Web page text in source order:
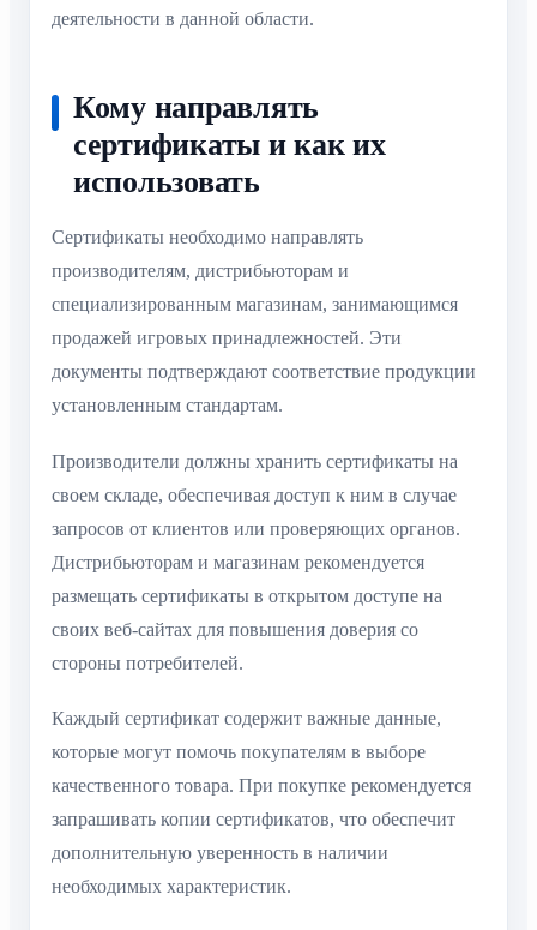
деятельности в данной области.
Кому направлять
сертификаты и как их
использовать
Сертификаты необходимо направлять
производителям, дистрибьюторам и
специализированным магазинам, занимающимся
продажей игровых принадлежностей. Эти
документы подтверждают соответствие продукции
установленным стандартам.
Производители должны хранить сертификаты на
своем складе, обеспечивая доступ к ним в случае
запросов от клиентов или проверяющих органов.
Дистрибьюторам и магазинам рекомендуется
размещать сертификаты в открытом доступе на
своих веб-сайтах для повышения доверия со
стороны потребителей.
Каждый сертификат содержит важные данные,
которые могут помочь покупателям в выборе
качественного товара. При покупке рекомендуется
запрашивать копии сертификатов, что обеспечит
дополнительную уверенность в наличии
необходимых характеристик.